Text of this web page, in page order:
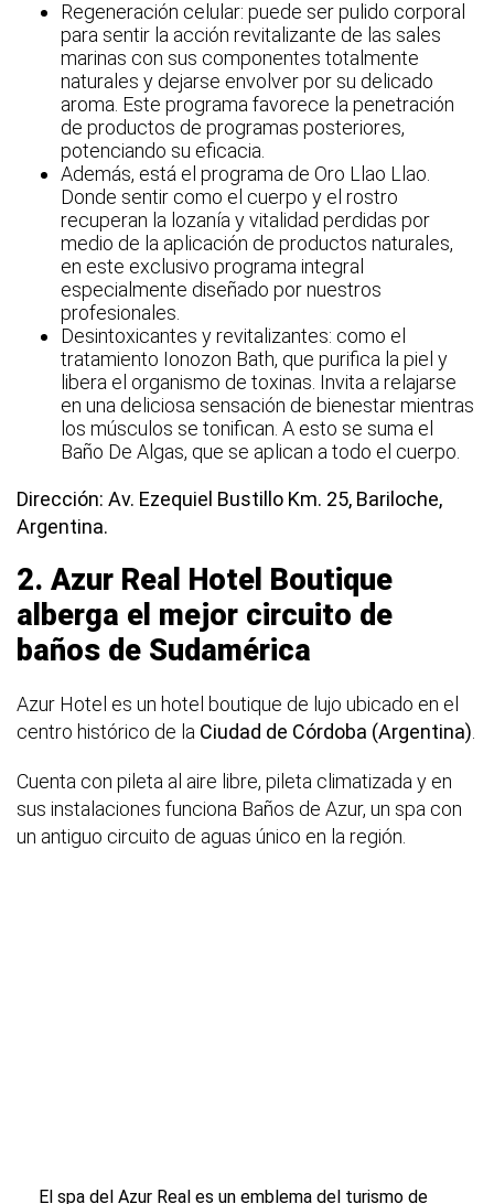
Regeneración celular: puede ser pulido corporal
para sentir la acción revitalizante de las sales
marinas con sus componentes totalmente
naturales y dejarse envolver por su delicado
aroma. Este programa favorece la penetración
de productos de programas posteriores,
potenciando su eficacia.
Además, está el programa de Oro Llao Llao.
Donde sentir como el cuerpo y el rostro
recuperan la lozanía y vitalidad perdidas por
medio de la aplicación de productos naturales,
en este exclusivo programa integral
especialmente diseñado por nuestros
profesionales.
Desintoxicantes y revitalizantes: como el
tratamiento Ionozon Bath, que purifica la piel y
libera el organismo de toxinas. Invita a relajarse
en una deliciosa sensación de bienestar mientras
los músculos se tonifican. A esto se suma el
Baño De Algas, que se aplican a todo el cuerpo.
Dirección: Av. Ezequiel Bustillo Km. 25, Bariloche,
Argentina.
2. Azur Real Hotel Boutique
alberga el mejor circuito de
baños de Sudamérica
Azur Hotel es un hotel boutique de lujo ubicado en el
centro histórico de la Ciudad de Córdoba (Argentina).
Cuenta con pileta al aire libre, pileta climatizada y en
sus instalaciones funciona Baños de Azur, un spa con
un antiguo circuito de aguas único en la región.
El spa del Azur Real es un emblema del turismo de